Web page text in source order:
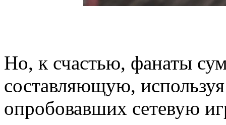
Но, к счастью, фанаты
составляющую,
опробовавших сетевую